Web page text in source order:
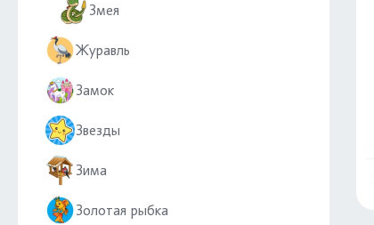
Змея
Журавль
Замок
Звезды
Зима
Золотая рыбка